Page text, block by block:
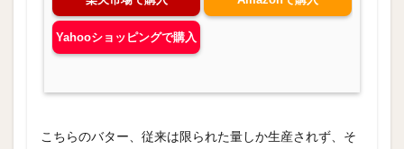
Yahooショッピングで購入
こちらのバター、従来は限られた量しか生産されず、そ